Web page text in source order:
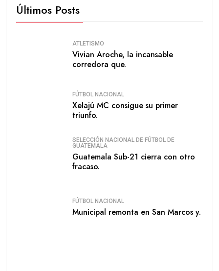
Últimos Posts
ATLETISMO
Vivian Aroche, la incansable
corredora que.
FÚTBOL NACIONAL
Xelajú MC consigue su primer
triunfo.
SELECCIÓN NACIONAL DE FÚTBOL DE
GUATEMALA
Guatemala Sub-21 cierra con otro
fracaso.
FÚTBOL NACIONAL
Municipal remonta en San Marcos y.